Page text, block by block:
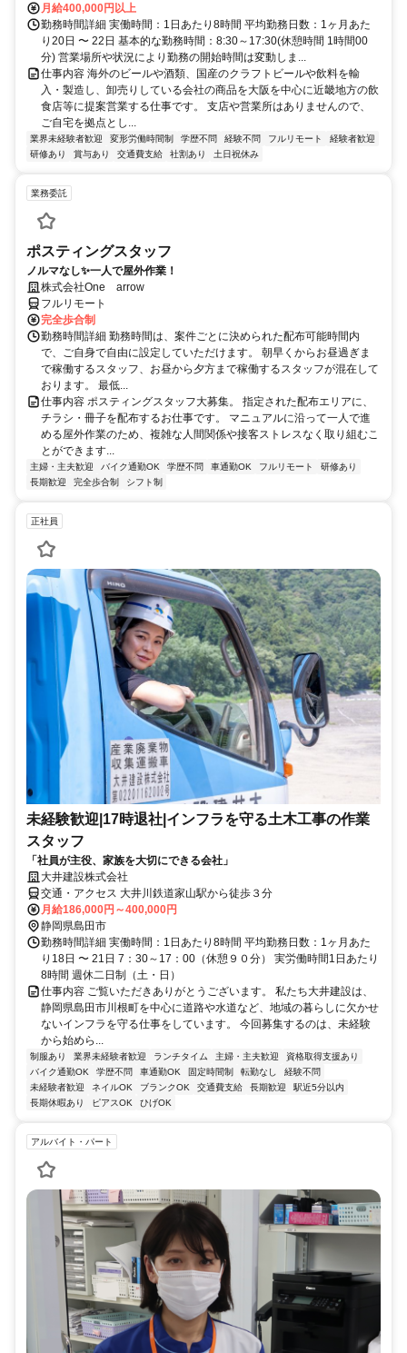
月給400,000円以上
勤務時間詳細 実働時間：1日あたり8時間 平均勤務日数：1ヶ月あた
り20日 〜 22日 基本的な勤務時間：8:30～17:30(休憩時間 1時間00
分) 営業場所や状況により勤務の開始時間は変動しま...
仕事内容 海外のビールや酒類、国産のクラフトビールや飲料を輸
入・製造し、卸売りしている会社の商品を大阪を中心に近畿地方の飲
食店等に提案営業する仕事です。 支店や営業所はありませんので、
ご自宅を拠点とし...
業界未経験者歓迎 変形労働時間制 学歴不問 経験不問 フルリモート
経験者歓迎
研修あり
賞与あり 交通費支給 社割あり 土日祝休み
業務委託
ポスティングスタッフ
ノルマなし✨一人で屋外作業！
株式会社One arrow
フルリモート
完全歩合制
勤務時間詳細 勤務時間は、案件ごとに決められた配布可能時間内
で、ご自身で自由に設定していただけます。 朝早くからお昼過ぎま
で稼働するスタッフ、お昼から夕方まで稼働するスタッフが混在して
おります。 最低...
仕事内容 ポスティングスタッフ大募集。 指定された配布エリアに、
チラシ・冊子を配布するお仕事です。 マニュアルに沿って一人で進
める屋外作業のため、複雑な人間関係や接客ストレスなく取り組むこ
とができます...
主婦・主夫歓迎 バイク通勤OK 学歴不問 車通勤OK フルリモート
研修あり
長期歓迎
完全歩合制 シフト制
正社員
未経験歓迎|17時退社|インフラを守る土木工事の作業
スタッフ
「社員が主役、家族を大切にできる会社」
大井建設株式会社
交通・アクセス 大井川鉄道家山駅から徒歩３分
月給186,000円～400,000円
静岡県島田市
勤務時間詳細 実働時間：1日あたり8時間 平均勤務日数：1ヶ月あた
り18日 〜 21日 7：30～17：00（休憩９０分） 実労働時間1日あたり
8時間 週休二日制（土・日）
仕事内容 ご覧いただきありがとうございます。 私たち大井建設は、
静岡県島田市川根町を中心に道路や水道など、地域の暮らしに欠かせ
ないインフラを守る仕事をしています。 今回募集するのは、未経験
から始めら...
制服あり 業界未経験者歓迎 ランチタイム 主婦・主夫歓迎
資格取得支援あり
バイク通勤OK
学歴不問 車通勤OK 固定時間制 転勤なし
経験不問
未経験者歓迎
ネイルOK ブランクOK 交通費支給 長期歓迎
駅近5分以内
長期休暇あり
ピアスOK ひげOK
アルバイト・パート